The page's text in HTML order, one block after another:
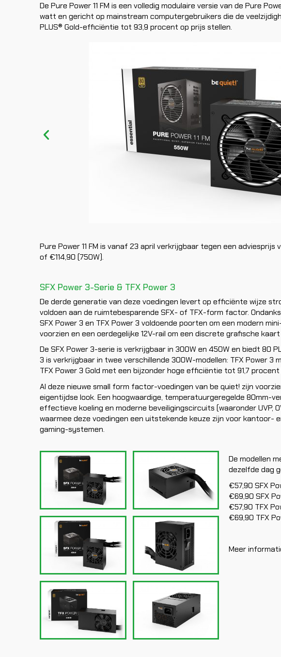
De Pure Power 11 FM is een volledig modulaire versie van de Pure
watt en gericht op mainstream computergebruikers die de
PLUS® Gold-efficiëntie tot 93,9 procent op prijs stellen.
Pure Power 11 FM is vanaf 23 april verkrijgbaar tegen een adviesprijs
of €114,90 (750W).
SFX Power 3-Serie & TFX Power 3
De derde generatie van deze voedingen levert op efficiënte wijze
voldoen aan de ruimtebesparende SFX- of TFX-form factor.
SFX Power 3 en TFX Power 3 voldoende poorten om een modern
voorzien en een oerdegelijke 12V-rail om een discrete grafische
De SFX Power 3-serie is verkrijgbaar in 300W en 450W en biedt 80
3 is verkrijgbaar in twee verschillende 300W-modellen: TFX Power 3
TFX Power 3 Gold met een bijzonder hoge efficiëntie tot 91,7 procent
Al deze nieuwe small form factor-voedingen van be quiet! zijn
eigentijdse look. Een hoogwaardige, temperatuurgeregelde 80mm-
effectieve koeling en moderne beveiligingscircuits (waaronder UVP,
waarmee deze voedingen een uitstekende keuze zijn voor kantoor-
gaming-systemen.
De modellen
dezelfde dag
€57,90 SFX
€69,90 SFX
€57,90 TFX
€69,90 TFX
Meer